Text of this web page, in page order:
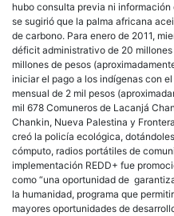
hubo consulta previa ni
se sugirió que la palma africana
de carbono. Para enero de 2011,
déficit administrativo de 20
millones de pesos
iniciar el pago a los indígenas con
mensual de 2 mil pesos
mil 678 Comuneros de Lacanjá
Chankin, Nueva Palestina y
creó la policía ecológica,
cómputo, radios portátiles de
implementación REDD+ fue
como “una oportunidad de
la humanidad, programa que
mayores oportunidades de